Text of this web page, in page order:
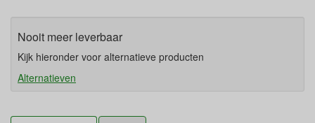
Nooit meer leverbaar
Kijk hieronder voor alternatieve producten
Alternatieven